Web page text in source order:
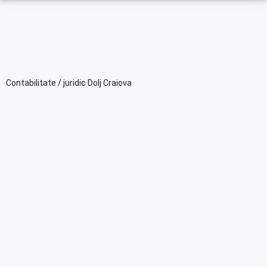
Contabilitate / juridic Dolj Craiova